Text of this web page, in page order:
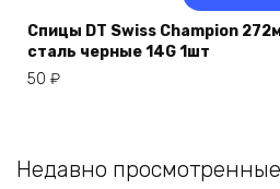
Спицы DT Swiss Champion
сталь черные 14G 1шт
50 ₽
Недавно